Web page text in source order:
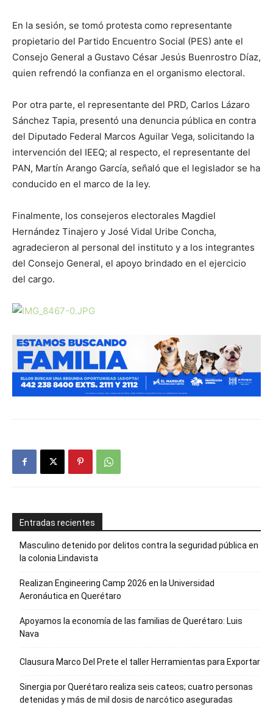
En la sesión, se tomó protesta como representante
propietario del Partido Encuentro Social (PES) ante el
Consejo General a Gustavo César Jesús Buenrostro Díaz,
quien refrendó la confianza en el organismo electoral.
Por otra parte, el representante del PRD, Carlos Lázaro
Sánchez Tapia, presentó una denuncia pública en contra
del Diputado Federal Marcos Aguilar Vega, solicitando la
intervención del IEEQ; al respecto, el representante del
PAN, Martín Arango García, señaló que el legislador se ha
conducido en el marco de la ley.
Finalmente, los consejeros electorales Magdiel
Hernández Tinajero y José Vidal Uribe Concha,
agradecieron al personal del instituto y a los integrantes
del Consejo General, el apoyo brindado en el ejercicio
del cargo.
Entradas recientes
Masculino detenido por delitos contra la seguridad pública en
la colonia Lindavista
Realizan Engineering Camp 2026 en la Universidad
Aeronáutica en Querétaro
Apoyamos la economía de las familias de Querétaro: Luis
Nava
Clausura Marco Del Prete el taller Herramientas para Exportar
Sinergia por Querétaro realiza seis cateos; cuatro personas
detenidas y más de mil dosis de narcótico aseguradas